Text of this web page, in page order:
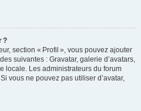
?
section « Profil », vous pouvez ajouter
suivantes : Gravatar, galerie d’avatars,
locale. Les administrateurs du forum
vous ne pouvez pas utiliser d’avatar,